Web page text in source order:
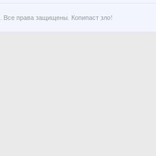
. Все права защищены. Копипаст зло!